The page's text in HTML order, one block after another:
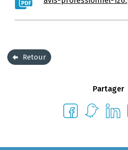
Retour
Partager